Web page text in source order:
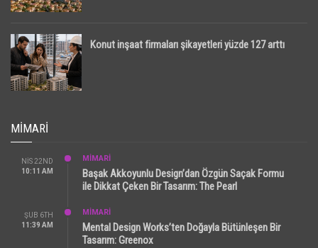
Konut inşaat firmaları şikayetleri yüzde 127 arttı
MIMARI
NIS 22ND
10:11 AM
MİMARİ
Başak Akkoyunlu Design’dan Özgün Saçak Formu
ile Dikkat Çeken Bir Tasarım: The Pearl
ŞUB 6TH
11:39 AM
MİMARİ
Mental Design Works’ten Doğayla Bütünleşen Bir
Tasarım: Greenox